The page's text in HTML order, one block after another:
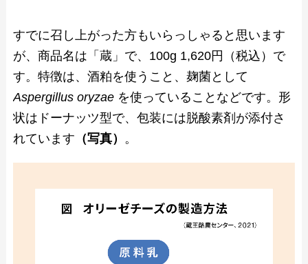
すでに召し上がった方もいらっしゃると思います
が、商品名は「蔵」で、100g 1,620円（税込）で
す。特徴は、酒粕を使うこと、麹菌として
Aspergillus oryzae を使っていることなどです。形
状はドーナッツ型で、包装には脱酸素剤が添付さ
れています （写真） 。